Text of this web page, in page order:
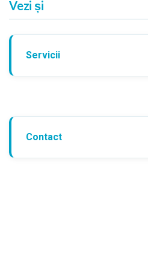
Vezi și
Servicii
Contact